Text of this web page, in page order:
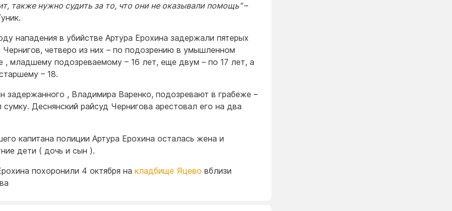
также нужно судить за то, что они не оказывали помощь"–
нападения в убийстве Артура Ерохина задержали пятерых
Чернигов, четверо из них – по подозрению в умышленном
, младшему подозреваемому – 16 лет, еще двум – по 17 лет, а
– 18.
задержанного , Владимира Варенко, подозревают в грабеже –
сумку. Деснянский райсуд Чернигова арестовал его на два
капитана полиции Артура Ерохина осталась жена и
дети ( дочь и сын ).
похоронили 4 октября на кладбище Яцево вблизи